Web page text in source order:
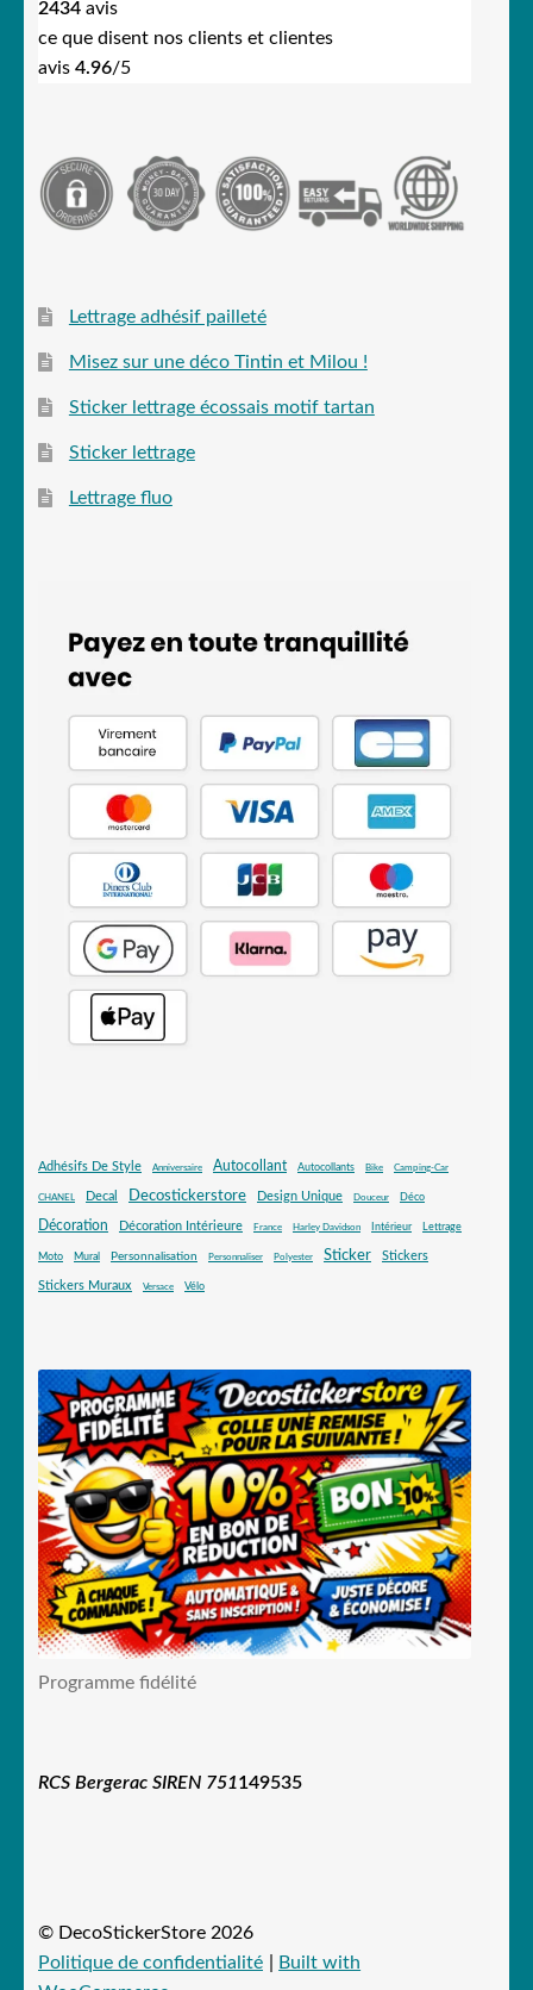
2434 avis
ce que disent nos clients et clientes
avis 4.96/5
Lettrage adhésif pailleté
Misez sur une déco Tintin et Milou !
Sticker lettrage écossais motif tartan
Sticker lettrage
Lettrage fluo
Adhésifs De Style Anniversaire Autocollant Autocollants Bike Camping-Car
CHANEL Decal Decostickerstore Design Unique Douceur Déco
Décoration Décoration Intérieure France Harley Davidson Intérieur Lettrage
Moto Mural Personnalisation Personnaliser Polyester Sticker Stickers
Stickers Muraux Versace Vélo
Programme fidélité
RCS Bergerac SIREN 751149535
© DecoStickerStore 2026
Politique de confidentialité
Built with